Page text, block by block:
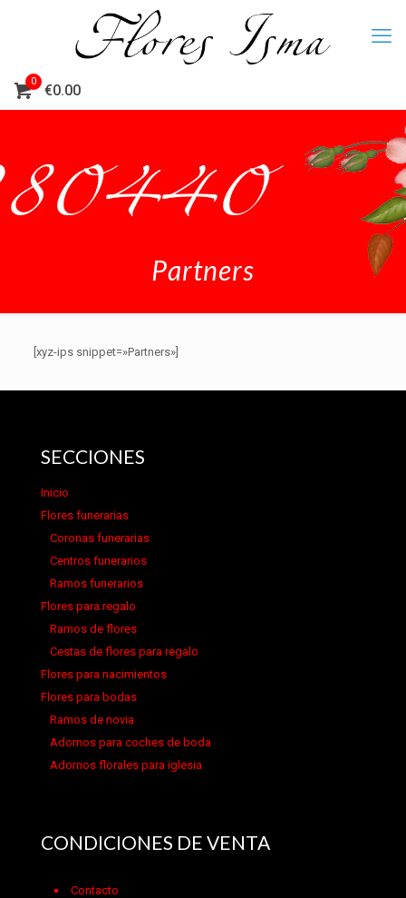
0
€0.00
Partners
[xyz-ips snippet=»Partners»]
SECCIONES
Inicio
Flores funerarias
Coronas funerarias
Centros funerarios
Ramos funerarios
Flores para regalo
Ramos de flores
Cestas de flores para regalo
Flores para nacimientos
Flores para bodas
Ramos de novia
Adornos para coches de boda
Adornos florales para iglesia
CONDICIONES DE VENTA
Contacto